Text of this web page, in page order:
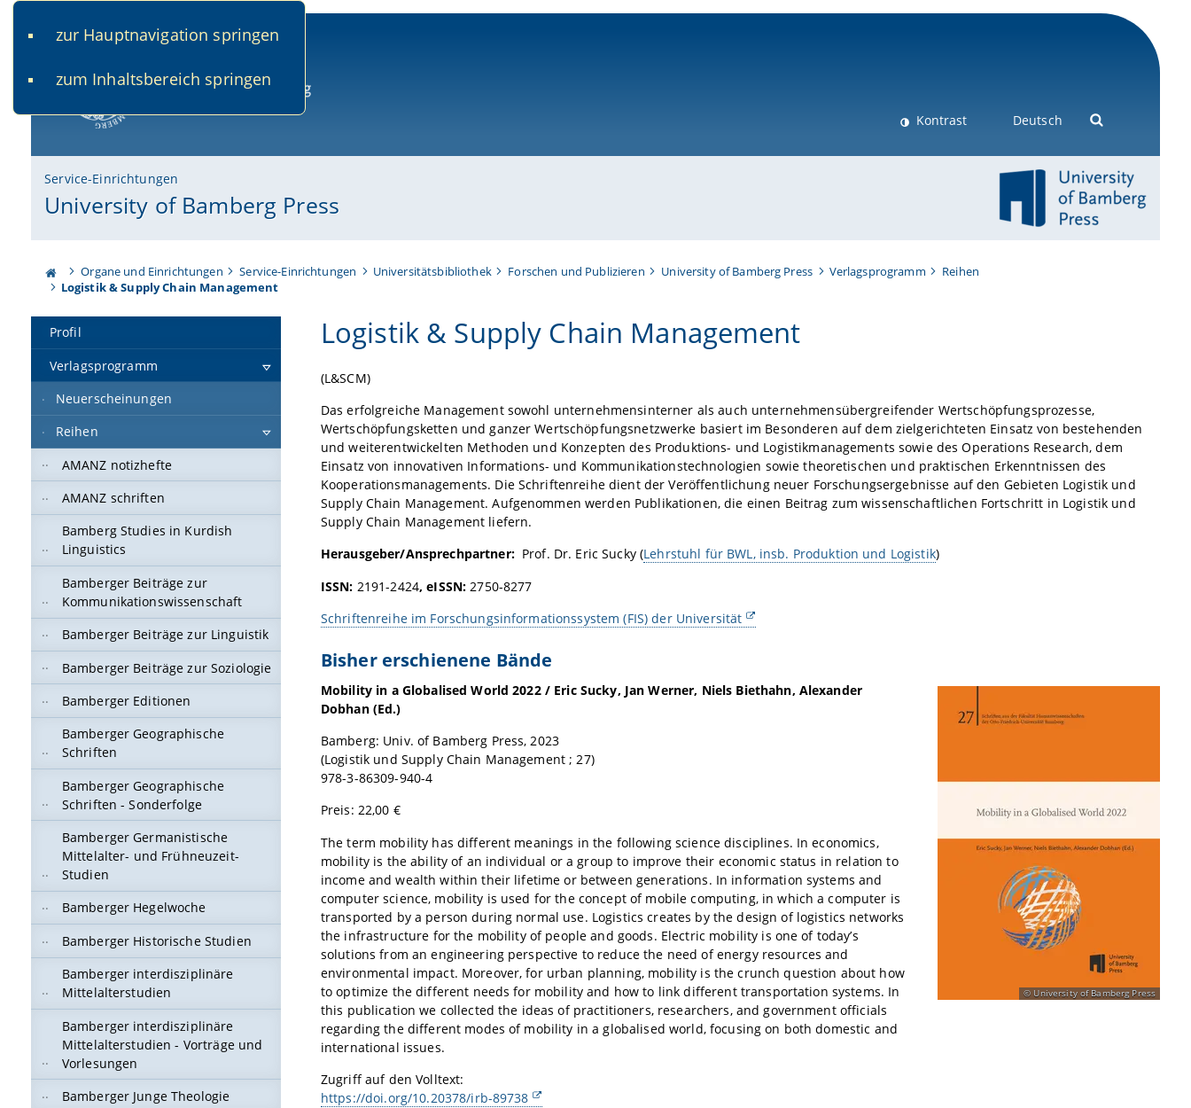
zur Hauptnavigation springen
zum Inhaltsbereich springen
Kontrast Deutsch
Service-Einrichtungen
University of Bamberg Press
Organe und Einrichtungen Service-Einrichtungen Universitätsbibliothek Forschen und Publizieren University of Bamberg Press Verlagsprogramm
Reihen
Logistik & Supply Chain Management
Profil
Verlagsprogramm
Neuerscheinungen
Reihen
AMANZ notizhefte
AMANZ schriften
Bamberg Studies in Kurdish
Linguistics
Bamberger Beiträge zur
Kommunikationswissenschaft
Bamberger Beiträge zur Linguistik
Bamberger Beiträge zur Soziologie
Bamberger Editionen
Bamberger Geographische
Schriften
Bamberger Geographische
Schriften - Sonderfolge
Bamberger Germanistische
Mittelalter- und Frühneuzeit-
Studien
Bamberger Hegelwoche
Bamberger Historische Studien
Bamberger interdisziplinäre
Mittelalterstudien
Bamberger interdisziplinäre
Mittelalterstudien - Vorträge und
Vorlesungen
Bamberger Junge Theologie
Logistik & Supply Chain Management
(L&SCM)
Das erfolgreiche Management sowohl unternehmensinterner als auch unternehmensübergreifender Wertschöpfungsprozesse,
Wertschöpfungsketten und ganzer Wertschöpfungsnetzwerke basiert im Besonderen auf dem zielgerichteten Einsatz von bestehenden
und weiterentwickelten Methoden und Konzepten des Produktions- und Logistikmanagements sowie des Operations Research, dem
Einsatz von innovativen Informations- und Kommunikationstechnologien sowie theoretischen und praktischen Erkenntnissen des
Kooperationsmanagements. Die Schriftenreihe dient der Veröffentlichung neuer Forschungsergebnisse auf den Gebieten Logistik und
Supply Chain Management. Aufgenommen werden Publikationen, die einen Beitrag zum wissenschaftlichen Fortschritt in Logistik und
Supply Chain Management liefern.
Herausgeber/Ansprechpartner: Prof. Dr. Eric Sucky (Lehrstuhl für BWL, insb. Produktion und Logistik)
ISSN: 2191-2424, eISSN:2750-8277
Schriftenreihe im Forschungsinformationssystem (FIS) der Universität
Bisher erschienene Bände
University of Bamberg Press
Mobility in a Globalised World 2022 / Eric Sucky, Jan Werner, Niels Biethahn, Alexander
Dobhan (Ed.)
Bamberg: Univ. of Bamberg Press, 2023
(Logistik und Supply Chain Management ; 27)
978-3-86309-940-4
Preis: 22,00 €
The term mobility has different meanings in the following science disciplines. In economics,
mobility is the ability of an individual or a group to improve their economic status in relation to
income and wealth within their lifetime or between generations. In information systems and
computer science, mobility is used for the concept of mobile computing, in which a computer is
transported by a person during normal use. Logistics creates by the design of logistics networks
the infrastructure for the mobility of people and goods. Electric mobility is one of today’s
solutions from an engineering perspective to reduce the need of energy resources and
environmental impact. Moreover, for urban planning, mobility is the crunch question about how
to optimize the different needs for mobility and how to link different transportation systems. In
this publication we collected the ideas of practitioners, researchers, and government officials
regarding the different modes of mobility in a globalised world, focusing on both domestic and
international issues.
Zugriff auf den Volltext:
https://doi.org/10.20378/irb-89738